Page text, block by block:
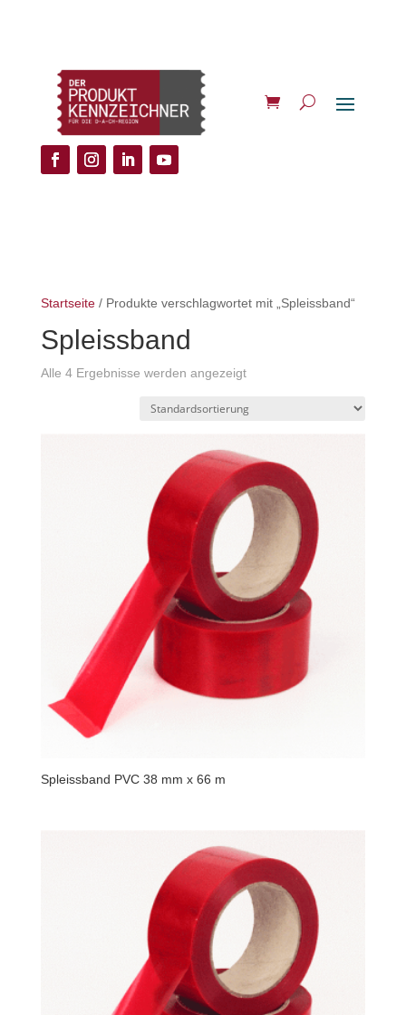
Startseite/ Produkte verschlagwortet mit „Spleissband“
Spleissband
Alle 4 Ergebnisse werden angezeigt
Spleissband PVC 38 mm x 66 m